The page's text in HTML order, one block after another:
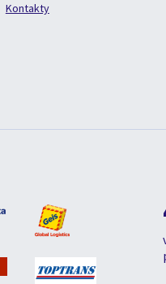
Kontakty